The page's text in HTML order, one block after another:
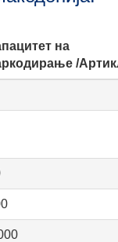
на
/